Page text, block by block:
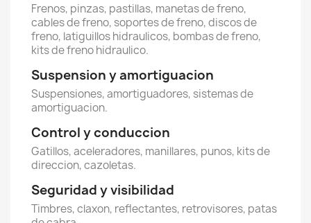
Frenos, pinzas, pastillas, manetas de freno,
cables de freno, soportes de freno, discos de
freno, latiguillos hidraulicos, bombas de freno,
kits de freno hidraulico.
Suspension y amortiguacion
Suspensiones, amortiguadores, sistemas de
amortiguacion.
Control y conduccion
Gatillos, aceleradores, manillares, punos, kits de
direccion, cazoletas.
Seguridad y visibilidad
Timbres, claxon, reflectantes, retrovisores, patas